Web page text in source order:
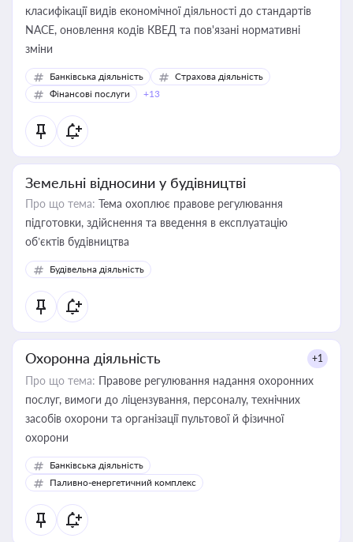
класифікації видів економічної діяльності до стандартів
NACE, оновлення кодів КВЕД та пов'язані нормативні
зміни
Банківська діяльність
Страхова діяльність
Фінансові послуги
+13
Земельні відносини у будівництві
Про що тема: Тема охоплює правове регулювання
підготовки, здійснення та введення в експлуатацію
об’єктів будівництва
Будівельна діяльність
Охоронна діяльність +1
Про що тема: Правове регулювання надання охоронних
послуг, вимоги до ліцензування, персоналу, технічних
засобів охорони та організації пультової й фізичної
охорони
Банківська діяльність
Паливно-енергетичний комплекс